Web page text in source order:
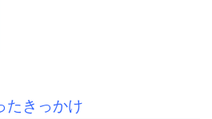
たきっかけ